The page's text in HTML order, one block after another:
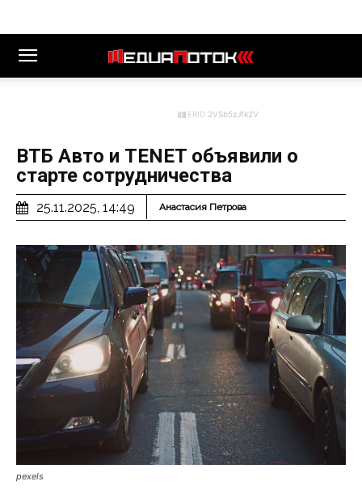
ERID:2VSb5zJfk2V
ВТБ Авто и TENET объявили о
старте сотрудничества
25.11.2025, 14:49 Анастасия Петрова
pexels